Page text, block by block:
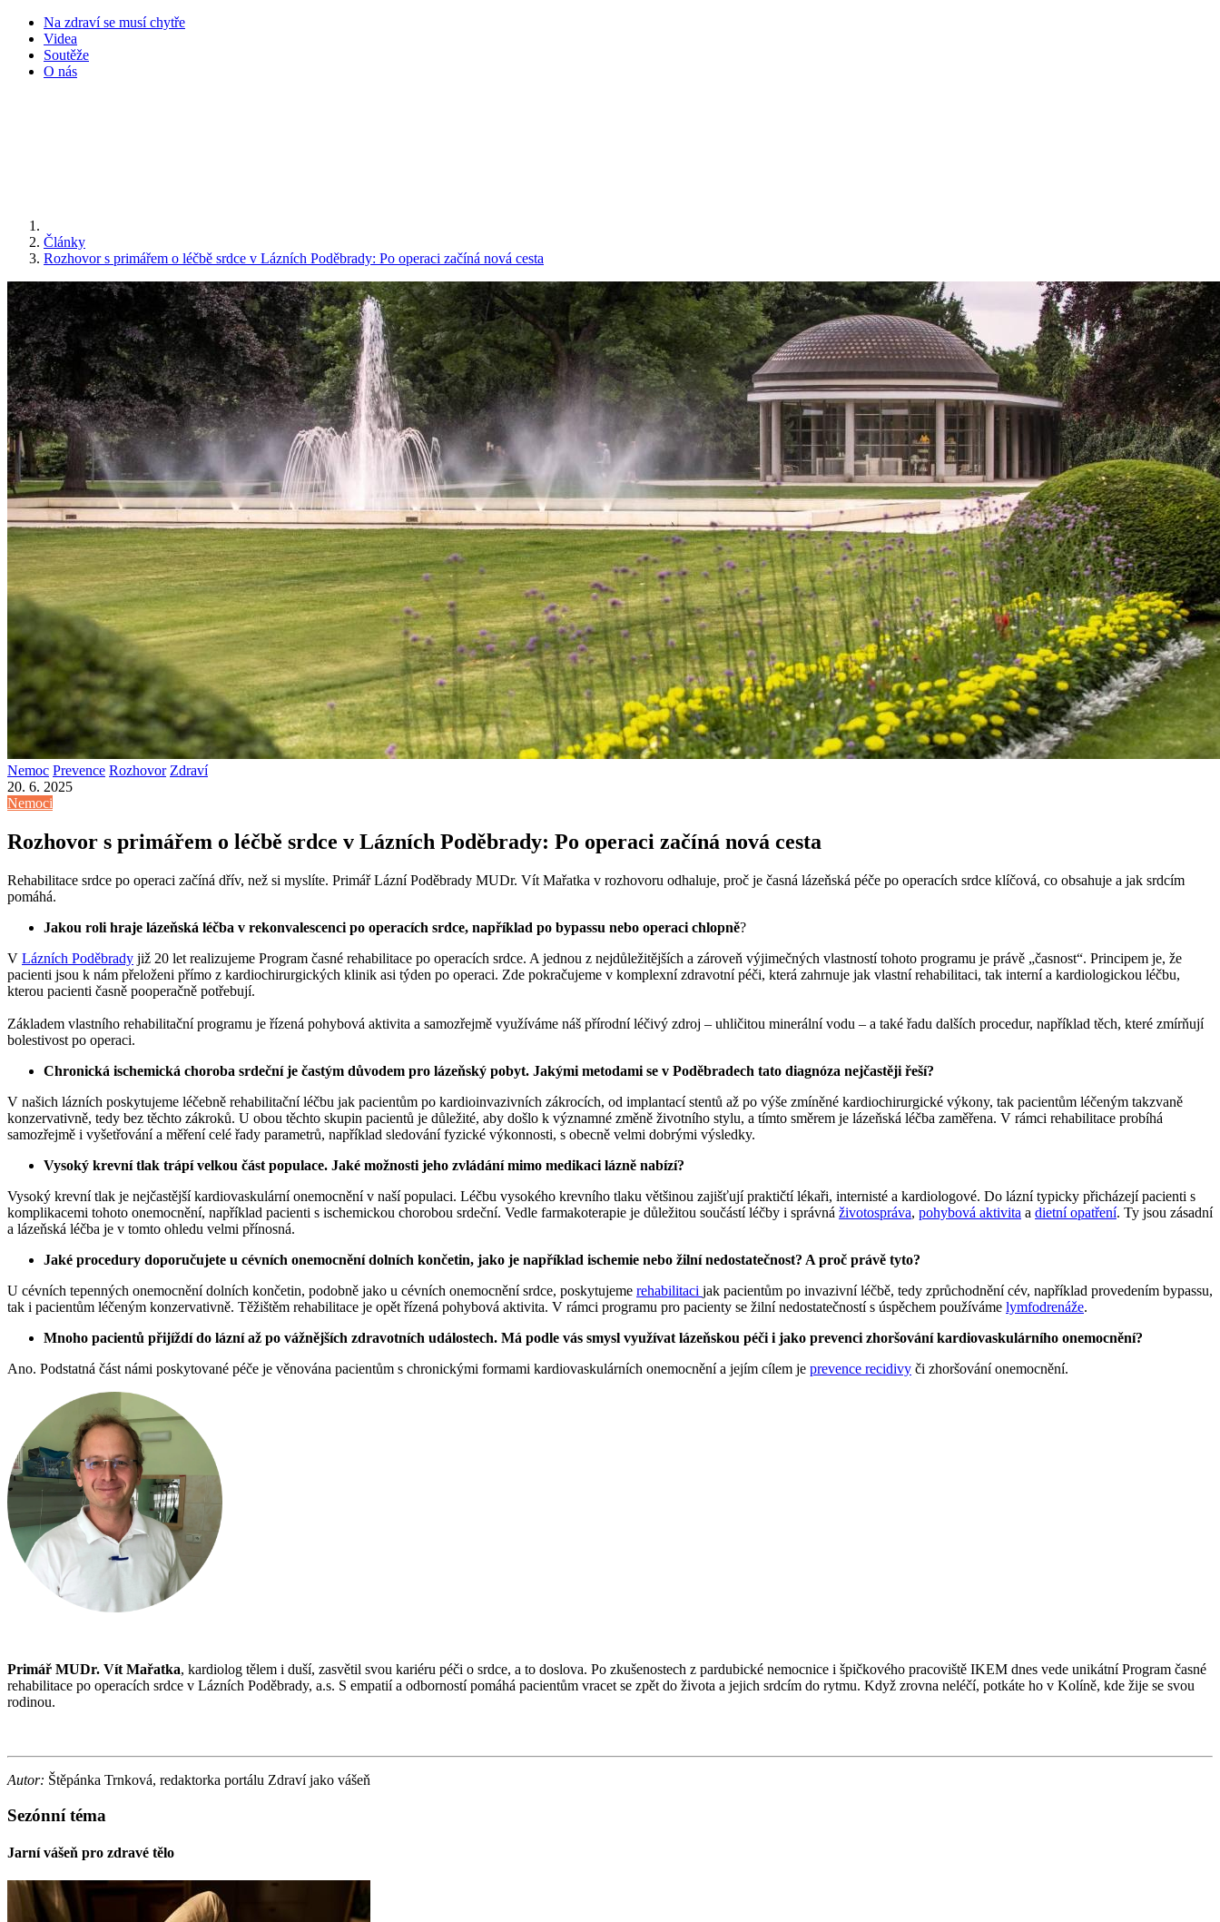
Na zdraví se musí chytře
Videa
Soutěže
O nás
Články
Rozhovor s primářem o léčbě srdce v Lázních Poděbrady: Po operaci začíná nová cesta
Nemoc Prevence Rozhovor Zdraví
20. 6. 2025
Nemoci
Rozhovor s primářem o léčbě srdce v Lázních Poděbrady: Po operaci začíná nová cesta
Rehabilitace srdce po operaci začíná dřív, než si myslíte. Primář Lázní Poděbrady MUDr. Vít Mařatka v rozhovoru odhaluje, proč je časná lázeňská péče po operacích srdce klíčová, co obsahuje a jak srdcím
pomáhá.
Jakou roli hraje lázeňská léčba v rekonvalescenci po operacích srdce, například po bypassu nebo operaci chlopně?
V Lázních Poděbrady již 20 let realizujeme Program časné rehabilitace po operacích srdce. A jednou z nejdůležitějších a zároveň výjimečných vlastností tohoto programu je právě „časnost“. Principem je, že
pacienti jsou k nám přeloženi přímo z kardiochirurgických klinik asi týden po operaci. Zde pokračujeme v komplexní zdravotní péči, která zahrnuje jak vlastní rehabilitaci, tak interní a kardiologickou léčbu,
kterou pacienti časně pooperačně potřebují.
Základem vlastního rehabilitační programu je řízená pohybová aktivita a samozřejmě využíváme náš přírodní léčivý zdroj – uhličitou minerální vodu – a také řadu dalších procedur, například těch, které zmírňují
bolestivost po operaci.
Chronická ischemická choroba srdeční je častým důvodem pro lázeňský pobyt. Jakými metodami se v Poděbradech tato diagnóza nejčastěji řeší?
V našich lázních poskytujeme léčebně rehabilitační léčbu jak pacientům po kardioinvazivních zákrocích, od implantací stentů až po výše zmíněné kardiochirurgické výkony, tak pacientům léčeným takzvaně
konzervativně, tedy bez těchto zákroků. U obou těchto skupin pacientů je důležité, aby došlo k významné změně životního stylu, a tímto směrem je lázeňská léčba zaměřena. V rámci rehabilitace probíhá
samozřejmě i vyšetřování a měření celé řady parametrů, například sledování fyzické výkonnosti, s obecně velmi dobrými výsledky.
Vysoký krevní tlak trápí velkou část populace. Jaké možnosti jeho zvládání mimo medikaci lázně nabízí?
Vysoký krevní tlak je nejčastější kardiovaskulární onemocnění v naší populaci. Léčbu vysokého krevního tlaku většinou zajišťují praktičtí lékaři, internisté a kardiologové. Do lázní typicky přicházejí pacienti s
komplikacemi tohoto onemocnění, například pacienti s ischemickou chorobou srdeční. Vedle farmakoterapie je důležitou součástí léčby i správná životospráva, pohybová aktivita a dietní opatření. Ty jsou zásadní
a lázeňská léčba je v tomto ohledu velmi přínosná.
Jaké procedury doporučujete u cévních onemocnění dolních končetin, jako je například ischemie nebo žilní nedostatečnost? A proč právě tyto?
U cévních tepenných onemocnění dolních končetin, podobně jako u cévních onemocnění srdce, poskytujeme rehabilitaci jak pacientům po invazivní léčbě, tedy zprůchodnění cév, například provedením bypassu,
tak i pacientům léčeným konzervativně. Těžištěm rehabilitace je opět řízená pohybová aktivita. V rámci programu pro pacienty se žilní nedostatečností s úspěchem používáme lymfodrenáže.
Mnoho pacientů přijíždí do lázní až po vážnějších zdravotních událostech. Má podle vás smysl využívat lázeňskou péči i jako prevenci zhoršování kardiovaskulárního onemocnění?
Ano. Podstatná část námi poskytované péče je věnována pacientům s chronickými formami kardiovaskulárních onemocnění a jejím cílem je prevence recidivy či zhoršování onemocnění.
Primář MUDr. Vít Mařatka, kardiolog tělem i duší, zasvětil svou kariéru péči o srdce, a to doslova. Po zkušenostech z pardubické nemocnice i špičkového pracoviště IKEM dnes vede unikátní Program časné
rehabilitace po operacích srdce v Lázních Poděbrady, a.s. S empatií a odborností pomáhá pacientům vracet se zpět do života a jejich srdcím do rytmu. Když zrovna neléčí, potkáte ho v Kolíně, kde žije se svou
rodinou.
Autor: Štěpánka Trnková, redaktorka portálu Zdraví jako vášeň
Sezónní téma
Jarní vášeň pro zdravé tělo